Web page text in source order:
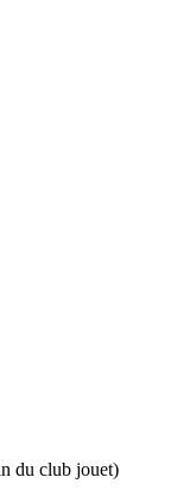
du club jouet)